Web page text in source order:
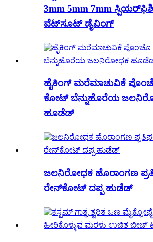
3mm 5mm 7mm
ವೆಟ್‌ಸೂಟ್ ಡೈವಿಂಗ್
ಹೈಕಿಂಗ್ ಮರೆಮಾಚುವಿಕೆ
ಕೋಟ್ ಬೆನ್ನುಹೊರೆಯ
ಹೂಡೆಡ್
ಜಲನಿರೋಧಕ ಹೊರಾಂಗಣ
ರೇನ್‌ಕೋಟ್ ದಪ್ಪ ಹುಡೆಡ್